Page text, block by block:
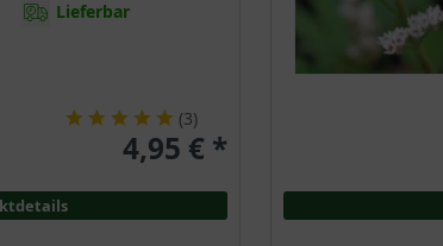
Lieferbar
(3)
4,95 € *